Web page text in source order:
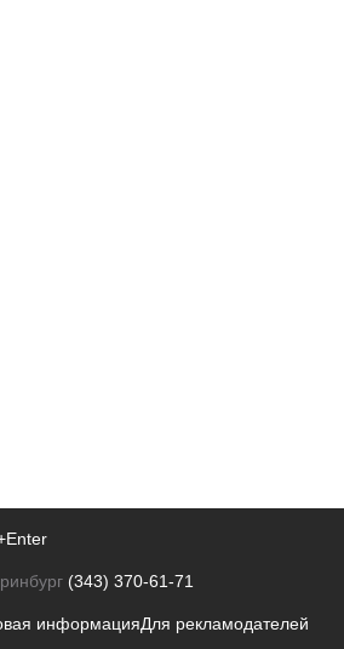
(343) 370-61-71
информацияДля рекламодателей